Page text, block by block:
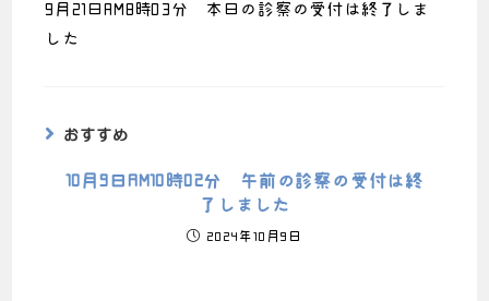
9月21日AM8時03分 本日の診察の受付は終了しま
した
おすすめ
10月9日AM10時02分 午前の診察の受付は終
了しました
2024年10月9日